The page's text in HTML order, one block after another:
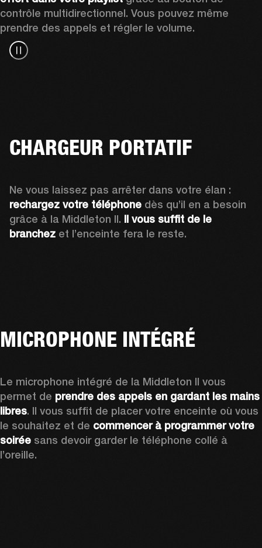
contrôle multidirectionnel. Vous pouvez même
prendre des appels et régler le volume.
CHARGEUR PORTATIF
rechargez votre téléphone dès qu’il en a besoin
grâce à la Middleton II. Il vous suffit de le
branchez et l’enceinte fera le reste.
MICROPHONE INTÉGRÉ
Le microphone intégré de la Middleton II vous
permet de prendre des appels en gardant les mains
libres. Il vous suffit de placer votre enceinte où vous
le souhaitez et de commencer à programmer votre
soirée sans devoir garder le téléphone collé à
l’oreille.